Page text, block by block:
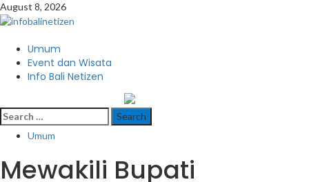
Skip
to
August 8, 2026
Primary
Menu
Umum
Event dan Wisata
Info Bali Netizen
Search
for:
Umum
Mewakili Bupati